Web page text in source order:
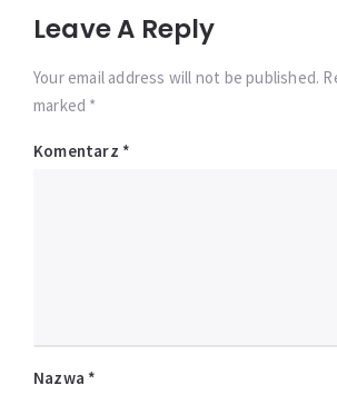
Leave A Reply
Your email address will not be published.
marked *
Komentarz *
Nazwa *